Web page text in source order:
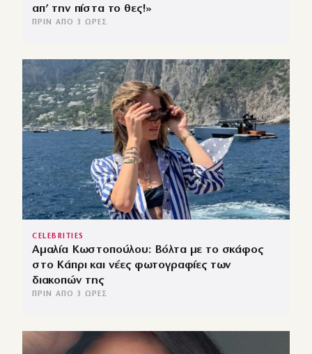
απ’ την πίστα το θες!»
ΠΡΙΝ ΑΠΌ 3 ΏΡΕΣ
CELEBRITIES
Αμαλία Κωστοπούλου: Βόλτα με το σκάφος
στο Κάπρι και νέες φωτογραφίες των
διακοπών της
ΠΡΙΝ ΑΠΌ 3 ΏΡΕΣ